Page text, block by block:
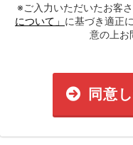
※ご入力いただいたお客さ
について」 に基づき適正
意の上お
同意